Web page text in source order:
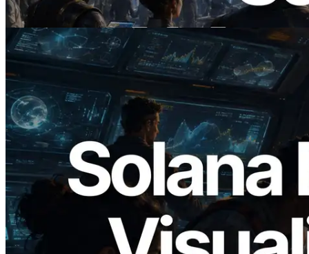
Lire cet article
2026.05.24
Validators Solutions lance le Solana Block
Analyzer — Visualisation du temps de